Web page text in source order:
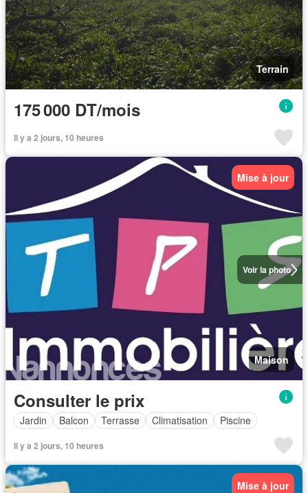
Terrain
175 000 DT/mois
Il y a 2 jours, 10 heures
Voir la photo
Mise à jour
Maison
Consulter le prix
Jardin Balcon Terrasse Climatisation Piscine
Il y a 2 jours, 10 heures
Mise à jour